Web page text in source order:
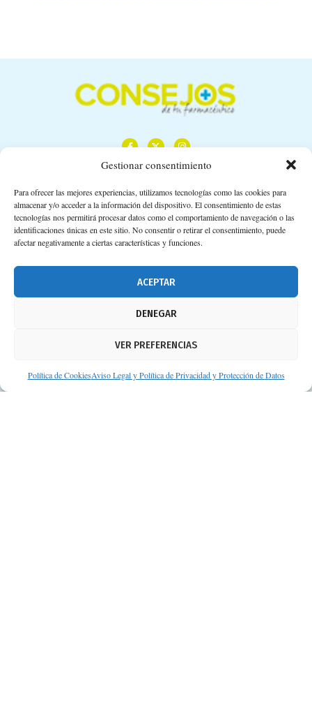
Gestionar consentimiento
Para ofrecer las mejores experiencias, utilizamos tecnologías como las cookies para
almacenar y/o acceder a la información del dispositivo. El consentimiento de estas
tecnologías nos permitirá procesar datos como el comportamiento de navegación o las
identificaciones únicas en este sitio. No consentir o retirar el consentimiento, puede
afectar negativamente a ciertas características y funciones.
ACEPTAR
DENEGAR
VER PREFERENCIAS
Política de CookiesAviso Legal y Política de Privacidad y Protección de Datos
Calle Camino de los Descubrimientos, 11,
Planta 3ª 41092 – Sevilla
674 02 62 03
Aviso legal
Protección de datos personales
Suscripción a Newsletter